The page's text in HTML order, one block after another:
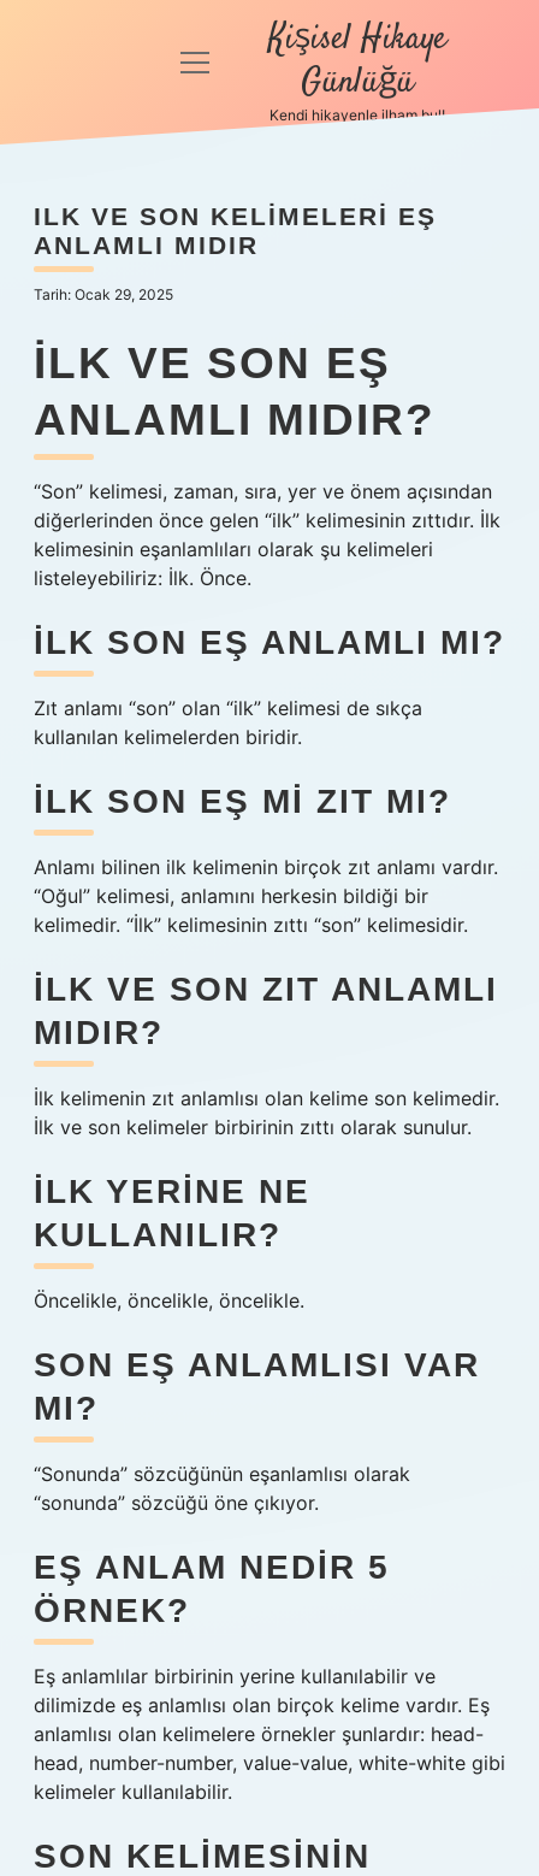
Anasayfa
Politikası
Yasal Uyarı
menüyü
Kişisel Hikaye
Günlüğü
Kendi hikayenle ilham bul!
ILK VE SON KELIMELERI EŞ
ANLAMLI MIDIR
Tarih: Ocak 29, 2025
İLK VE SON EŞ
ANLAMLI MIDIR?
“Son” kelimesi, zaman, sıra, yer ve önem açısından
diğerlerinden önce gelen “ilk” kelimesinin zıttıdır. İlk
kelimesinin eşanlamlıları olarak şu kelimeleri
listeleyebiliriz: İlk. Önce.
İLK SON EŞ ANLAMLI MI?
Zıt anlamı “son” olan “ilk” kelimesi de sıkça
kullanılan kelimelerden biridir.
İLK SON EŞ MI ZIT MI?
Anlamı bilinen ilk kelimenin birçok zıt anlamı vardır.
“Oğul” kelimesi, anlamını herkesin bildiği bir
kelimedir. “İlk” kelimesinin zıttı “son” kelimesidir.
İLK VE SON ZIT ANLAMLI
MIDIR?
İlk kelimenin zıt anlamlısı olan kelime son kelimedir.
İlk ve son kelimeler birbirinin zıttı olarak sunulur.
İLK YERINE NE
KULLANILIR?
Öncelikle, öncelikle, öncelikle.
SON EŞ ANLAMLISI VAR
MI?
“Sonunda” sözcüğünün eşanlamlısı olarak
“sonunda” sözcüğü öne çıkıyor.
EŞ ANLAM NEDIR 5
ÖRNEK?
Eş anlamlılar birbirinin yerine kullanılabilir ve
dilimizde eş anlamlısı olan birçok kelime vardır. Eş
anlamlısı olan kelimelere örnekler şunlardır: head-
head, number-number, value-value, white-white gibi
kelimeler kullanılabilir.
SON KELIMESININ